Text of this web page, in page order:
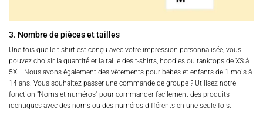
3. Nombre de pièces et tailles
Une fois que le t-shirt est conçu avec votre impression personnalisée, vous
pouvez choisir la quantité et la taille des t-shirts, hoodies ou tanktops de XS à
5XL. Nous avons également des vêtements pour bébés et enfants de 1 mois à
14 ans. Vous souhaitez passer une commande de groupe ? Utilisez notre
fonction "Noms et numéros" pour commander facilement des produits
identiques avec des noms ou des numéros différents en une seule fois.